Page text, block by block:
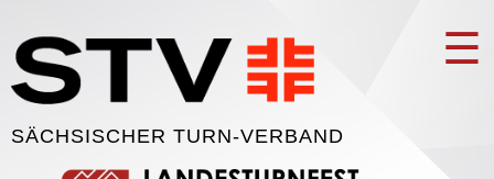
SÄCHSISCHER TURN-VERBAND
☰